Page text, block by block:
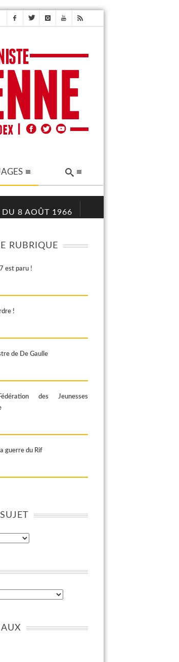
DU 8 AOÛT 1966
RUBRIQUE
est paru !
!
de De Gaulle
des Jeunesses
guerre du Rif